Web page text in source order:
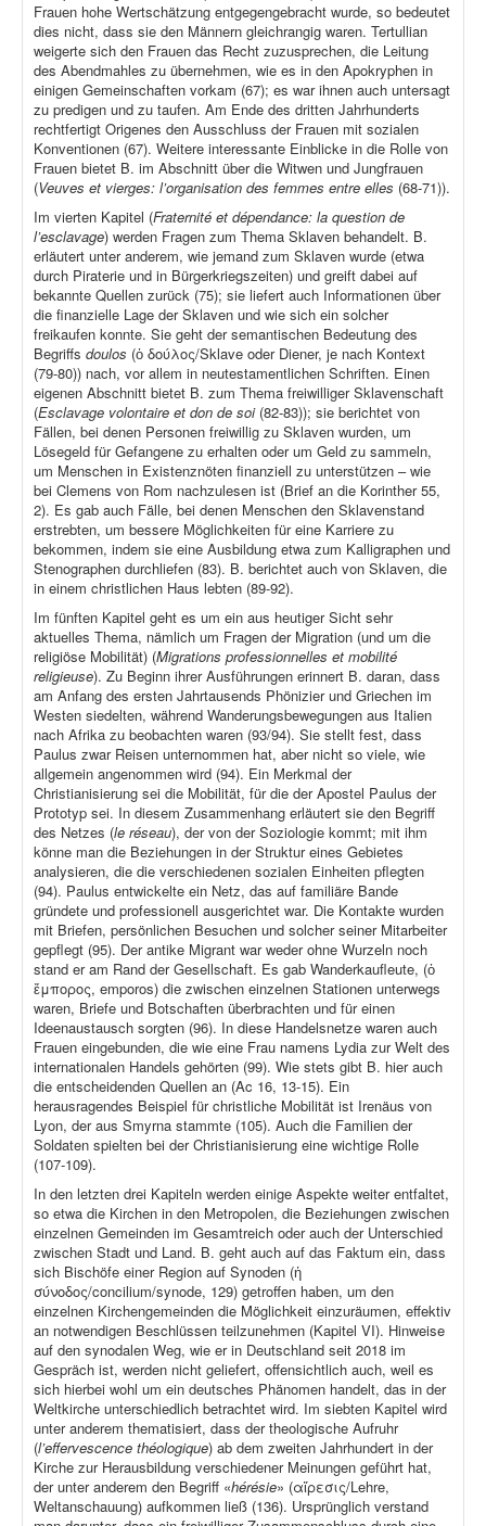
Frauen hohe Wertschätzung entgegengebracht wurde, so bedeutet
dies nicht, dass sie den Männern gleichrangig waren. Tertullian
weigerte sich den Frauen das Recht zuzusprechen, die Leitung
des Abendmahles zu übernehmen, wie es in den Apokryphen in
einigen Gemeinschaften vorkam (67); es war ihnen auch untersagt
zu predigen und zu taufen. Am Ende des dritten Jahrhunderts
rechtfertigt Origenes den Ausschluss der Frauen mit sozialen
Konventionen (67). Weitere interessante Einblicke in die Rolle von
Frauen bietet B. im Abschnitt über die Witwen und Jungfrauen
(Veuves et vierges: l’organisation des femmes entre elles (68-71)).
Im vierten Kapitel (Fraternité et dépendance: la question de
l’esclavage) werden Fragen zum Thema Sklaven behandelt. B.
erläutert unter anderem, wie jemand zum Sklaven wurde (etwa
durch Piraterie und in Bürgerkriegszeiten) und greift dabei auf
bekannte Quellen zurück (75); sie liefert auch Informationen über
die finanzielle Lage der Sklaven und wie sich ein solcher
freikaufen konnte. Sie geht der semantischen Bedeutung des
Begriffs doulos (ὁ δούλος/Sklave oder Diener, je nach Kontext
(79-80)) nach, vor allem in neutestamentlichen Schriften. Einen
eigenen Abschnitt bietet B. zum Thema freiwilliger Sklavenschaft
(Esclavage volontaire et don de soi(82-83)); sie berichtet von
Fällen, bei denen Personen freiwillig zu Sklaven wurden, um
Lösegeld für Gefangene zu erhalten oder um Geld zu sammeln,
um Menschen in Existenznöten finanziell zu unterstützen – wie
bei Clemens von Rom nachzulesen ist (Brief an die Korinther 55,
2). Es gab auch Fälle, bei denen Menschen den Sklavenstand
erstrebten, um bessere Möglichkeiten für eine Karriere zu
bekommen, indem sie eine Ausbildung etwa zum Kalligraphen und
Stenographen durchliefen (83). B. berichtet auch von Sklaven, die
in einem christlichen Haus lebten (89-92).
Im fünften Kapitel geht es um ein aus heutiger Sicht sehr
aktuelles Thema, nämlich um Fragen der Migration (und um die
religiöse Mobilität) (Migrations professionnelles et mobilité
religieuse). Zu Beginn ihrer Ausführungen erinnert B. daran, dass
am Anfang des ersten Jahrtausends Phönizier und Griechen im
Westen siedelten, während Wanderungsbewegungen aus Italien
nach Afrika zu beobachten waren (93/94). Sie stellt fest, dass
Paulus zwar Reisen unternommen hat, aber nicht so viele, wie
allgemein angenommen wird (94). Ein Merkmal der
Christianisierung sei die Mobilität, für die der Apostel Paulus der
Prototyp sei. In diesem Zusammenhang erläutert sie den Begriff
des Netzes (le réseau), der von der Soziologie kommt; mit ihm
könne man die Beziehungen in der Struktur eines Gebietes
analysieren, die die verschiedenen sozialen Einheiten pflegten
(94). Paulus entwickelte ein Netz, das auf familiäre Bande
gründete und professionell ausgerichtet war. Die Kontakte wurden
mit Briefen, persönlichen Besuchen und solcher seiner Mitarbeiter
gepflegt (95). Der antike Migrant war weder ohne Wurzeln noch
stand er am Rand der Gesellschaft. Es gab Wanderkaufleute, (ὁ
ἔμπορος, emporos) die zwischen einzelnen Stationen unterwegs
waren, Briefe und Botschaften überbrachten und für einen
Ideenaustausch sorgten (96). In diese Handelsnetze waren auch
Frauen eingebunden, die wie eine Frau namens Lydia zur Welt des
internationalen Handels gehörten (99). Wie stets gibt B. hier auch
die entscheidenden Quellen an (Ac 16, 13-15). Ein
herausragendes Beispiel für christliche Mobilität ist Irenäus von
Lyon, der aus Smyrna stammte (105). Auch die Familien der
Soldaten spielten bei der Christianisierung eine wichtige Rolle
(107-109).
In den letzten drei Kapiteln werden einige Aspekte weiter entfaltet,
so etwa die Kirchen in den Metropolen, die Beziehungen zwischen
einzelnen Gemeinden im Gesamtreich oder auch der Unterschied
zwischen Stadt und Land. B. geht auch auf das Faktum ein, dass
sich Bischöfe einer Region auf Synoden (ἡ
σύνοδος/concilium/synode, 129) getroffen haben, um den
einzelnen Kirchengemeinden die Möglichkeit einzuräumen, effektiv
an notwendigen Beschlüssen teilzunehmen (Kapitel VI). Hinweise
auf den synodalen Weg, wie er in Deutschland seit 2018 im
Gespräch ist, werden nicht geliefert, offensichtlich auch, weil es
sich hierbei wohl um ein deutsches Phänomen handelt, das in der
Weltkirche unterschiedlich betrachtet wird. Im siebten Kapitel wird
unter anderem thematisiert, dass der theologische Aufruhr
(l’effervescence théologique) ab dem zweiten Jahrhundert in der
Kirche zur Herausbildung verschiedener Meinungen geführt hat,
der unter anderem den Begriff «hérésie» (αἵρεσις/Lehre,
Weltanschauung) aufkommen ließ (136). Ursprünglich verstand